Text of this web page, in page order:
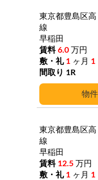
東京都豊島区高
線
早稲田
6.0 万円
1 ヶ月 1
1R
東京都豊島区高
線
早稲田
12.5 万円
1 ヶ月 1